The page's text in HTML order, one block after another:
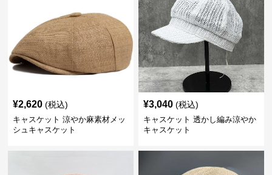
¥2,620 (税込)
キャスケット 涼やか麻素材メッ
シュキャスケット
¥3,040 (税込)
キャスケット 透かし編み涼やか
キャスケット